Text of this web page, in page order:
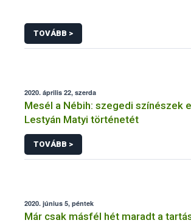
TOVÁBB >
2020. április 22, szerda
Mesél a Nébih: szegedi színészek
Lestyán Matyi történetét
TOVÁBB >
2020. június 5, péntek
Már csak másfél hét maradt a